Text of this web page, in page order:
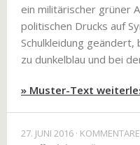
ein militärischer grüner
politischen Drucks auf
Schulkleidung
zu dunkelblau und bei
» Muster-Text
27. JUNI 2016